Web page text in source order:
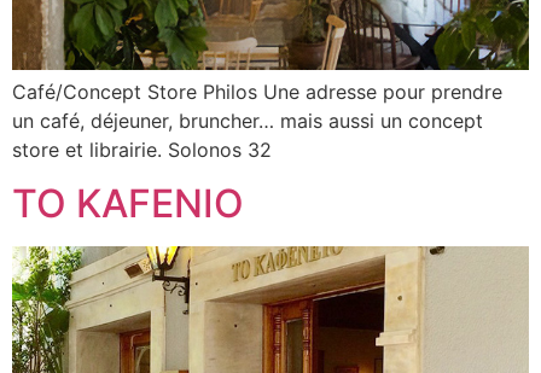
Café/Concept Store Philos Une adresse pour prendre
un café, déjeuner, bruncher… mais aussi un concept
store et librairie. Solonos 32
TO KAFENIO